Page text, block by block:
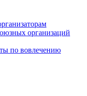
организаций
по вовлечению